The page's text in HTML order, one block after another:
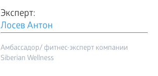
Эксперт:
Лосев Антон
Амбассадор/ фитнес-эксперт компании
Siberian Wellness